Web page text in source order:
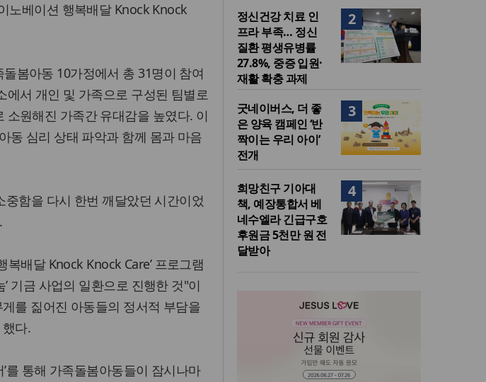
노베이션 행복배달 Knock Knock
봄아동 10가정에서 총 31명이 참여
서 개인 및 가족으로 구성된 팀별로
원해진 가족간 유대감을 높였다. 이
동 심리 상태 파악과 함께 몸과 마음
중함을 다시 한번 깨달았던 시간이었
복배달 Knock Knock Care’ 프로그램
기금 사업의 일환으로 진행한 것"이
를 짊어진 아동들의 정서적 부담을
다.
를 통해 가족돌봄아동들이 잠시나마
2
정신건강 치료 인
프라 부족… 정신
질환 평생유병률
27.8%, 중증 입원·
재활 확충 과제
3
굿네이버스, 더 좋
은 양육 캠페인 ‘반
짝이는 우리 아이’
전개
4
희망친구 기아대
책, 예장통합서 베
네수엘라 긴급구호
후원금 5천만 원 전
달받아